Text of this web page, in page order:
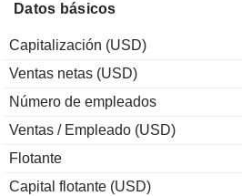
Datos básicos
Capitalización (USD)
Ventas netas (USD)
Número de empleados
Ventas / Empleado (USD)
Flotante
Capital flotante (USD)